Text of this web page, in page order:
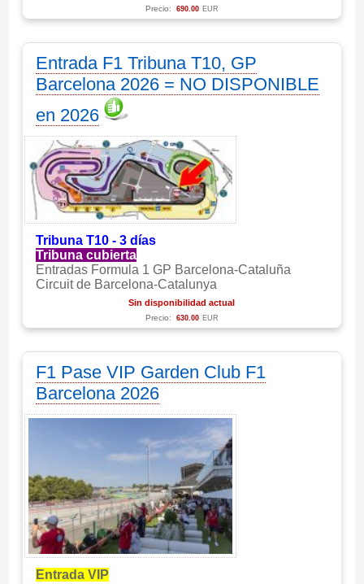
Precio: 690.00 EUR
Entrada F1 Tribuna T10, GP
Barcelona 2026 = NO DISPONIBLE
en 2026
Tribuna T10 - 3 días
Tribuna cubierta
Entradas Formula 1 GP Barcelona-Cataluña
Circuit de Barcelona-Catalunya
Sin disponibilidad actual
Precio: 630.00 EUR
F1 Pase VIP Garden Club F1
Barcelona 2026
Entrada VIP